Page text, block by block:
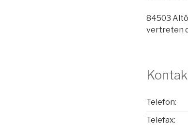
84503
vertreten
Telefon:
Telefax: